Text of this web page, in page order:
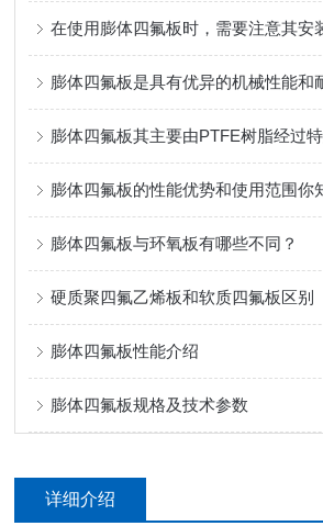
在使用膨体四氟板时，需要注意其安
膨体四氟板是具有优异的机械性能和
膨体四氟板其主要由PTFE树脂经过
膨体四氟板的性能优势和使用范围你
膨体四氟板与环氧板有哪些不同？
硬质聚四氟乙烯板和软质四氟板区别
膨体四氟板性能介绍
膨体四氟板规格及技术参数
详细介绍